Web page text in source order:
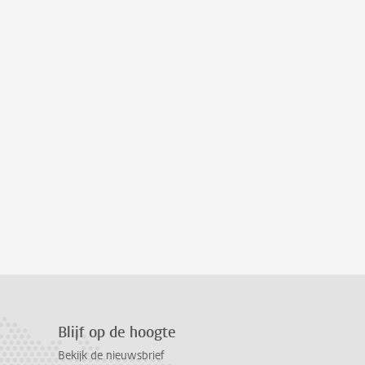
Blijf op de hoogte
Bekijk de nieuwsbrief